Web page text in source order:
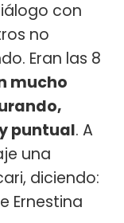
con
no
Eran las 8
mucho
puntual. A
una
diciendo:
Ernestina